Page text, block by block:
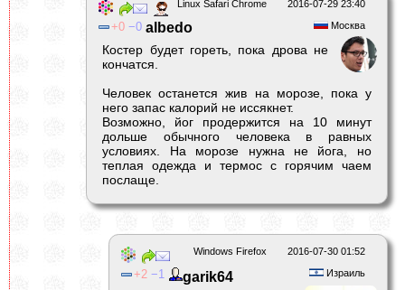
2016-07-29 23:40
Linux Safari Chrome
Москва
0 0 albedо
Костер будет гореть, пока дрова не
кончатся.
Человек останется жив на морозе, пока у
него запас калорий не иссякнет.
Возможно, йог продержится на 10 минут
дольше обычного человека в равных
условиях. На морозе нужна не йога, но
теплая одежда и термос с горячим чаем
послаще.
2016-07-30 01:52
Windows Firefox
Израиль
2 1 garik64